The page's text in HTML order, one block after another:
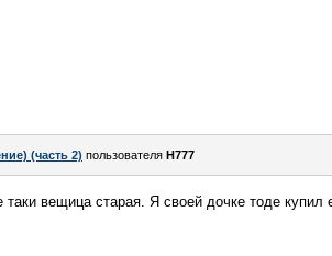
(часть 2) пользователя H777
вещица старая. Я своей дочке тоде купил